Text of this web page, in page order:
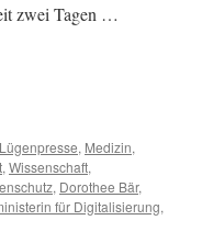
zwei Tagen …
Lügenpresse, Medizin,
,Wissenschaft,
, Dorothee Bär,
für Digitalisierung,